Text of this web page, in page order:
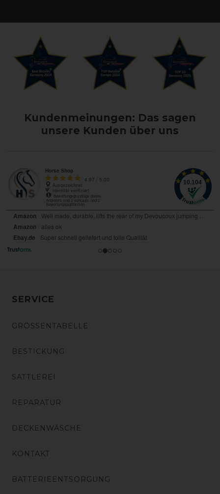
Kundenmeinungen: Das sagen
unsere Kunden über uns
SERVICE
GRÖSSENTABELLE
BESTICKUNG
SATTLEREI
REPARATUR
DECKENWÄSCHE
KONTAKT
BATTERIEENTSORGUNG